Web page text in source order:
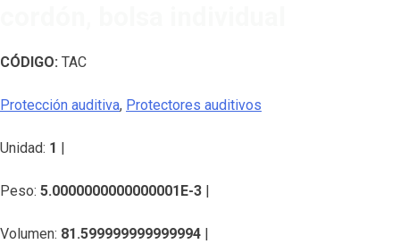
CÓDIGO: TAC
Protección auditiva, Protectores auditivos
Unidad: 1 |
Peso: 5.0000000000000001E-3 |
Volumen: 81.599999999999994 |